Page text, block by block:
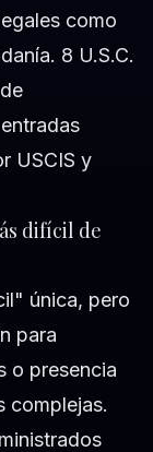
como
8 U.S.C.
USCIS y
difícil de
única, pero
para
o presencia
complejas.